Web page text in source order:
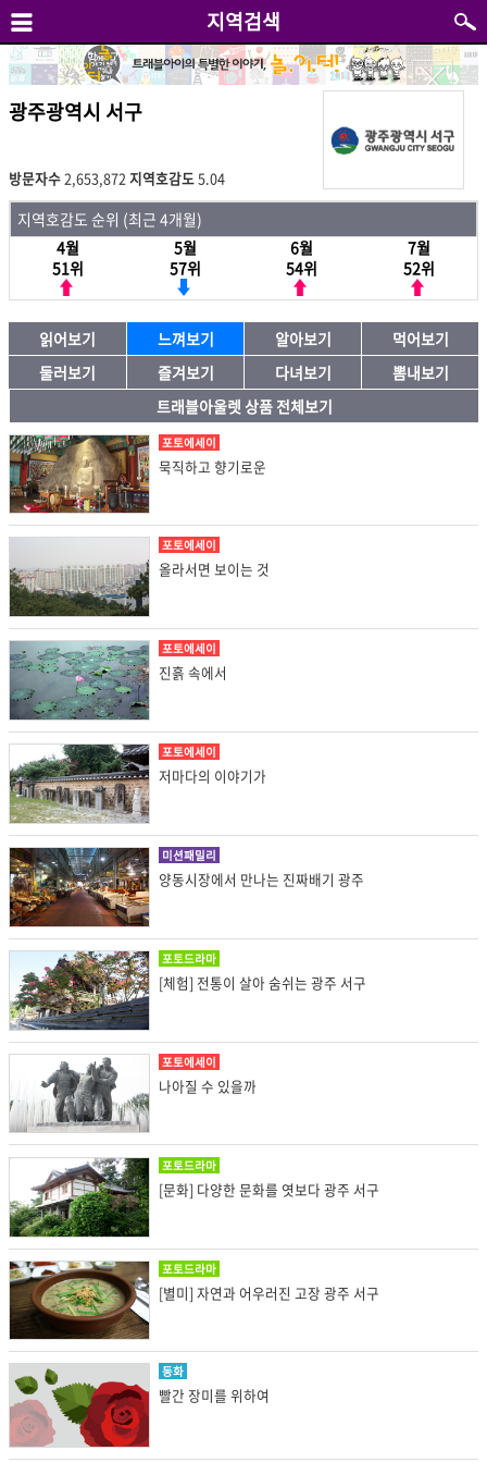
지역검색
광주광역시 서구
방문자수2,653,872 지역호감도 5.04
지역호감도 순위 (최근 4개월)
4월
51위
5월
57위
6월
54위
7월
52위
읽어보기 느껴보기 알아보기
먹어보기
둘러보기
즐겨보기 다녀보기
뽐내보기
트래블아울렛 상품 전체보기
포토에세이
묵직하고 향기로운
포토에세이
올라서면 보이는 것
포토에세이
진흙 속에서
포토에세이
저마다의 이야기가
미션패밀리
양동시장에서 만나는 진짜배기 광주
포토드라마
[체험] 전통이 살아 숨쉬는 광주 서구
포토에세이
나아질 수 있을까
포토드라마
[문화] 다양한 문화를 엿보다 광주 서구
포토드라마
[별미] 자연과 어우러진 고장 광주 서구
동화
빨간 장미를 위하여